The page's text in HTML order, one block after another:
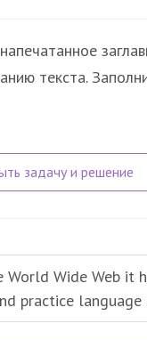
текста.
World Wide Web it
practice language